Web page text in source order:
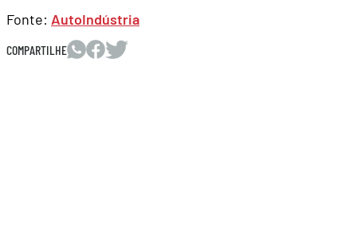
Fonte: AutoIndústria
COMPARTILHE